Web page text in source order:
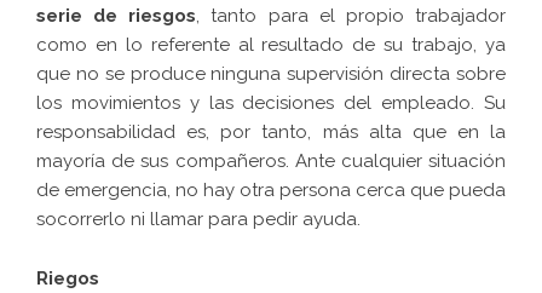
serie de riesgos, tanto para el propio trabajador
como en lo referente al resultado de su trabajo, ya
que no se produce ninguna supervisión directa sobre
los movimientos y las decisiones del empleado. Su
responsabilidad es, por tanto, más alta que en la
mayoría de sus compañeros. Ante cualquier situación
de emergencia, no hay otra persona cerca que pueda
socorrerlo ni llamar para pedir ayuda.
Riegos